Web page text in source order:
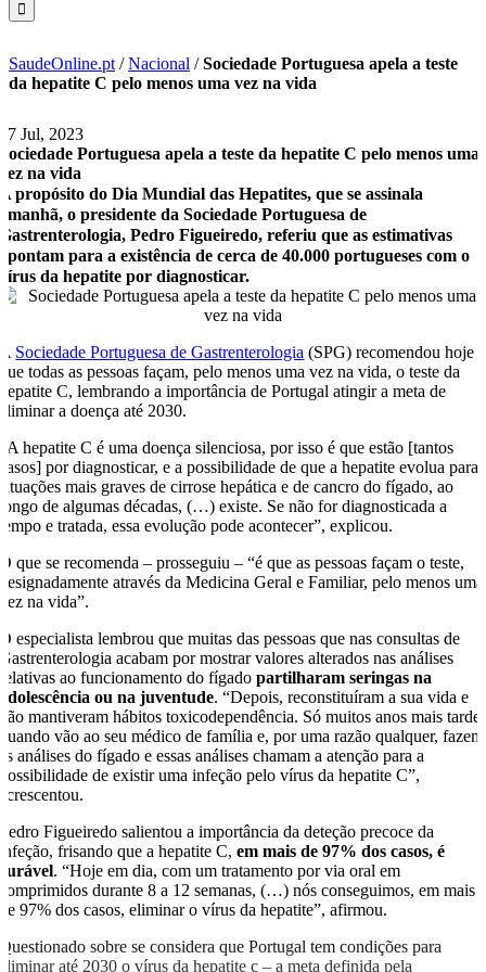
SaudeOnline.pt /Nacional /Sociedade Portuguesa apela a teste
da hepatite C pelo menos uma vez na vida
27 Jul, 2023
Sociedade Portuguesa apela a teste da hepatite C pelo menos uma
vez na vida
A propósito do Dia Mundial das Hepatites, que se assinala
amanhã, o presidente da Sociedade Portuguesa de
Gastrenterologia, Pedro Figueiredo, referiu que as estimativas
apontam para a existência de cerca de 40.000 portugueses com o
vírus da hepatite por diagnosticar.
A Sociedade Portuguesa de Gastrenterologia (SPG) recomendou hoje
que todas as pessoas façam, pelo menos uma vez na vida, o teste da
hepatite C, lembrando a importância de Portugal atingir a meta de
eliminar a doença até 2030.
“A hepatite C é uma doença silenciosa, por isso é que estão [tantos
casos] por diagnosticar, e a possibilidade de que a hepatite evolua para
situações mais graves de cirrose hepática e de cancro do fígado, ao
longo de algumas décadas, (…) existe. Se não for diagnosticada a
tempo e tratada, essa evolução pode acontecer”, explicou.
O que se recomenda – prosseguiu – “é que as pessoas façam o teste,
designadamente através da Medicina Geral e Familiar, pelo menos uma
vez na vida”.
O especialista lembrou que muitas das pessoas que nas consultas de
Gastrenterologia acabam por mostrar valores alterados nas análises
relativas ao funcionamento do fígadopartilharam seringas na
adolescência ou na juventude. “Depois, reconstituíram a sua vida e
não mantiveram hábitos toxicodependência. Só muitos anos mais tarde,
quando vão ao seu médico de família e, por uma razão qualquer, fazem
as análises do fígado e essas análises chamam a atenção para a
possibilidade de existir uma infeção pelo vírus da hepatite C”,
acrescentou.
Pedro Figueiredo salientou a importância da deteção precoce da
infeção, frisando que a hepatite C,em mais de 97% dos casos, é
curável. “Hoje em dia, com um tratamento por via oral em
comprimidos durante 8 a 12 semanas, (…) nós conseguimos, em mais
de 97% dos casos, eliminar o vírus da hepatite”, afirmou.
Questionado sobre se considera que Portugal tem condições para
eliminar até 2030 o vírus da hepatite c – a meta definida pela